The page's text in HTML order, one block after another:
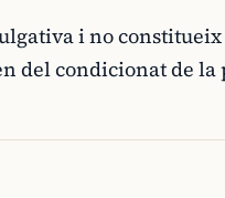
i no
del condicionat de